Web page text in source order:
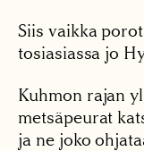
Siis vaikka
tosiasiassa jo
Kuhmon rajan
metsäpeurat
ja ne joko